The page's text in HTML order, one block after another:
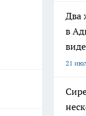
Два
в
21